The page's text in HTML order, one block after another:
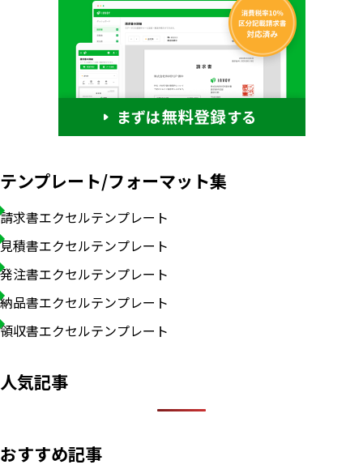
テンプレート/フォーマット集
請求書エクセルテンプレート
見積書エクセルテンプレート
発注書エクセルテンプレート
納品書エクセルテンプレート
領収書エクセルテンプレート
人気記事
おすすめ記事